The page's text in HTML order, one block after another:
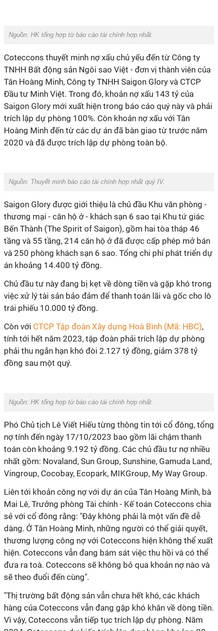
Nguồn: HK tổng hợp từ báo cáo tài chính hợp nhất.
Coteccons thuyết minh nợ xấu chủ yếu đến từ Công ty
TNHH Bất động sản Ngôi sao Việt - đơn vị thành viên của
Tân Hoàng Minh, Công ty TNHH Saigon Glory và CTCP
Đầu tư Minh Việt. Trong đó, khoản nợ xấu 143 tỷ của
Saigon Glory mới xuất hiện trong báo cáo quý này và phải
trích lập dự phòng 100%. Còn khoản nợ xấu với Tân
Hoàng Minh đến từ các dự án đã bàn giao từ trước năm
2020 và đã được trích lập dự phòng toàn bộ.
Nguồn: Thuyết minh báo cáo tài chính hợp nhất quý IV.
Saigon Glory được giới thiệu là chủ đầu Khu văn phòng -
thương mại - căn hộ ở - khách sạn 6 sao tại Khu tứ giác
Bến Thành (The Spirit of Saigon), gồm hai tòa tháp 46
tầng và 55 tầng, 214 căn hộ ở đã được cấp phép mở bán
và 250 phòng khách sạn 6 sao. Tổng chi phí phát triển dự
án khoảng 14.400 tỷ đồng.
Chủ đầu tư này đang bị kẹt về dòng tiền và gặp khó trong
việc xử lý tài sản bảo đảm để thanh toán lãi và gốc cho lô
trái phiếu 10.000 tỷ đồng.
Còn với CTCP Tập đoàn Xây dựng Hoà Bình (Mã: HBC),
tính tới hết năm 2023, tập đoàn phải trích lập dự phòng
phải thu ngắn hạn khó đòi 2.127 tỷ đồng, giảm 378 tỷ
đồng sau một quý.
Nguồn: HK tổng hợp từ báo cáo tài chính hợp nhất.
Phó Chủ tịch Lê Viết Hiếu từng thông tin tới cổ đông, tổng
nợ tính đến ngày 17/10/2023 bao gồm lãi chậm thanh
toán còn khoảng 9.192 tỷ đồng. Các chủ đầu tư nợ nhiều
nhất gồm: Novaland, Sun Group, Sunshine, Gamuda Land,
Vingroup, Cocobay, Ecopark, MIKGroup, My Way Group.
Liên tới khoản công nợ với dự án của Tân Hoàng Minh, bà
Mai Lê, Trưởng phòng Tài chính - Kế toán Coteccons chia
sẻ với cổ đông rằng: "Đây không phải là một vấn đề dễ
dàng. Ở Tân Hoàng Minh, những người có thể giải quyết,
thương lượng công nợ với Coteccons hiện không thể xuất
hiện. Coteccons vẫn đang bám sát việc thu hồi và có thể
đưa ra toà. Coteccons sẽ không bỏ qua khoản nợ nào và
sẽ theo đuổi đến cùng".
"Thị trường bất động sản vẫn chưa hết khó, các khách
hàng của Coteccons vẫn đang gặp khó khăn về dòng tiền.
Vì vậy, Coteccons vẫn tiếp tục trích lập dự phòng. Năm